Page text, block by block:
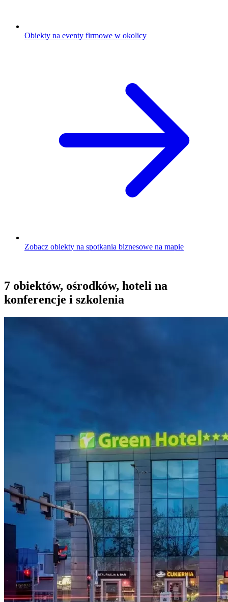
Obiekty na eventy firmowe w okolicy
Zobacz obiekty na spotkania biznesowe na mapie
7 obiektów, ośrodków, hoteli na
konferencje i szkolenia